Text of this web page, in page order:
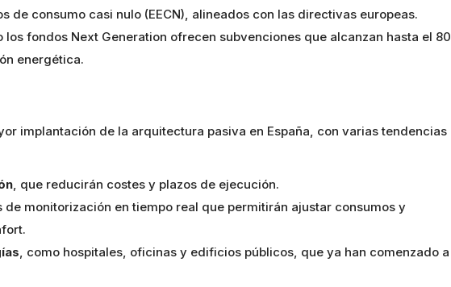
de consumo casi nulo (EECN), alineados con las directivas europeas.
los fondos Next Generation ofrecen subvenciones que alcanzan hasta el 80
energética.
implantación de la arquitectura pasiva en España, con varias tendencias
, que reducirán costes y plazos de ejecución.
de monitorización en tiempo real que permitirán ajustar consumos y
, como hospitales, oficinas y edificios públicos, que ya han comenzado a